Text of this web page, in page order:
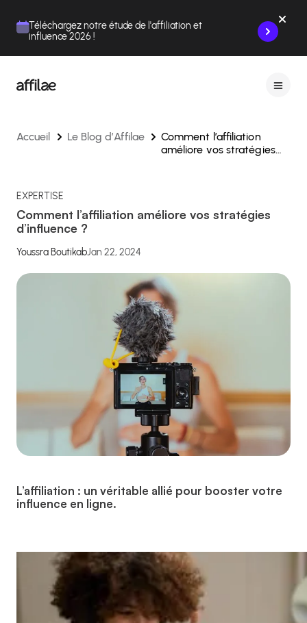
Téléchargez notre étude de l'affiliation et
influence 2026 !
Accueil Le Blog d’Affilae
Comment l’affiliation
améliore vos stratégies
EXPERTISE
Comment l’affiliation améliore vos stratégies
d’influence ?
Youssra BoutikabJan 22, 2024
L’affiliation : un véritable allié pour booster votre
influence en ligne.